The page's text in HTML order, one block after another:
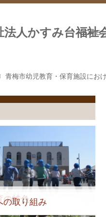
HOME
青梅市幼児教育・保育施設にお
方針
の特色
の取り組み